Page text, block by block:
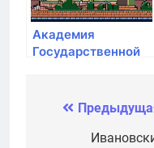
Академия
Государственной
Навигация